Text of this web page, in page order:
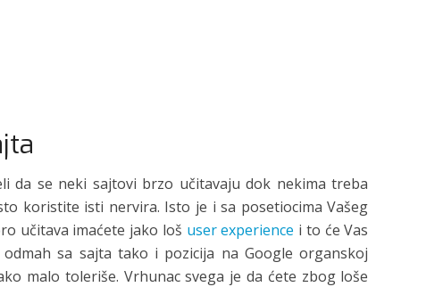
da se neki sajtovi brzo učitavaju dok nekima treba
koristite isti nervira. Isto je i sa posetiocima Vašeg
učitava imaćete jako loš user experience i to će Vas
sa sajta tako i pozicija na Google organskoj
malo toleriše. Vrhunac svega je da ćete zbog loše